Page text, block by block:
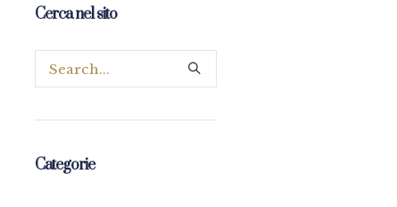
Cerca nel sito
Categorie